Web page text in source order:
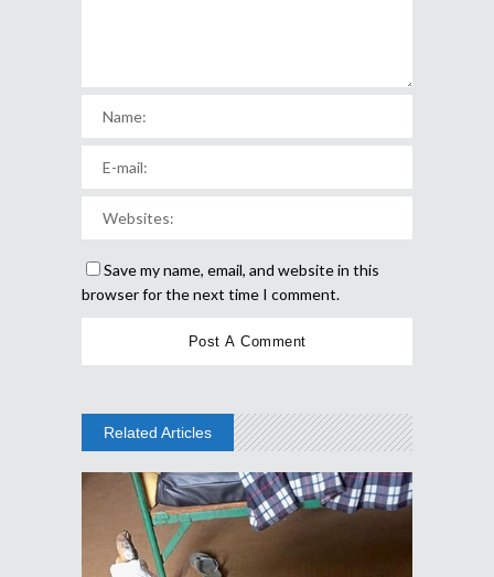
Save my name, email, and website in this
browser for the next time I comment.
Related Articles